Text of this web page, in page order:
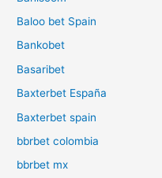
Baloo bet Spain
Bankobet
Basaribet
Baxterbet España
Baxterbet spain
bbrbet colombia
bbrbet mx